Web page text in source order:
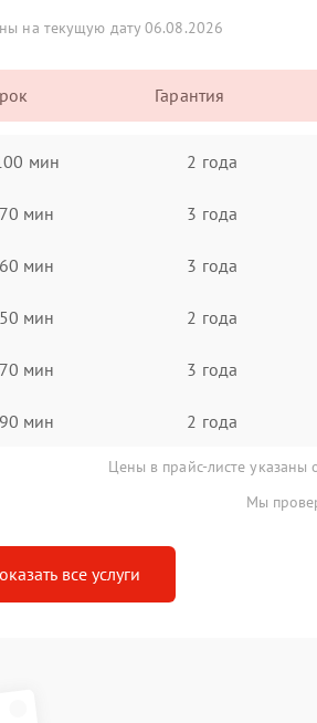
на текущую дату 06.08.2026
Гарантия
мин 2 года
70 мин 3 года
60 мин 3 года
50 мин 2 года
70 мин 3 года
90 мин 2 года
Цены в прайс-листе указаны
Мы
все услуги